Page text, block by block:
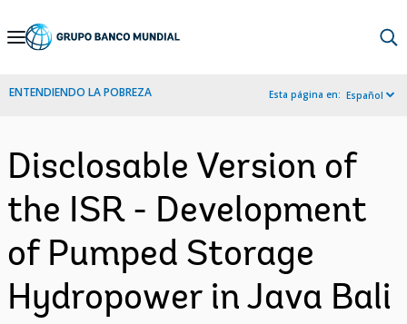
Skip
Navigation
ENTENDIENDO LA POBREZA Esta página en: Español
Disclosable Version of
the ISR - Development
of Pumped Storage
Hydropower in Java Bali